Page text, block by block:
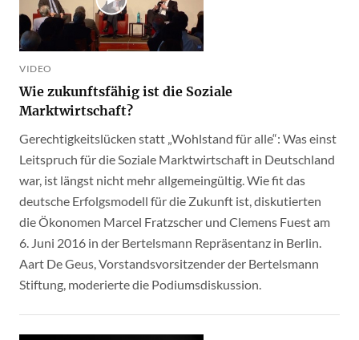
VIDEO
Wie zukunftsfähig ist die Soziale
Marktwirtschaft?
Gerechtigkeitslücken statt „Wohlstand für alle“: Was einst
Leitspruch für die Soziale Marktwirtschaft in Deutschland
war, ist längst nicht mehr allgemeingültig. Wie fit das
deutsche Erfolgsmodell für die Zukunft ist, diskutierten
die Ökonomen Marcel Fratzscher und Clemens Fuest am
6. Juni 2016 in der Bertelsmann Repräsentanz in Berlin.
Aart De Geus, Vorstandsvorsitzender der Bertelsmann
Stiftung, moderierte die Podiumsdiskussion.